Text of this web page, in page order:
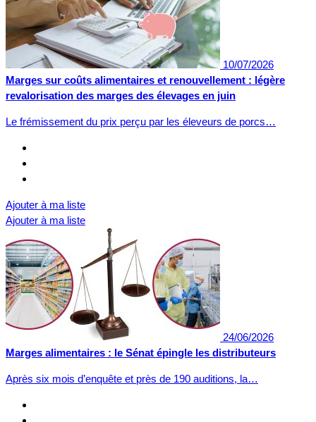
10/07/2026
Marges sur coûts alimentaires et renouvellement : légère
revalorisation des marges des élevages en juin
Le frémissement du prix perçu par les éleveurs de porcs…
Ajouter à ma liste
Ajouter à ma liste
24/06/2026
Marges alimentaires : le Sénat épingle les distributeurs
Après six mois d’enquête et près de 190 auditions, la…